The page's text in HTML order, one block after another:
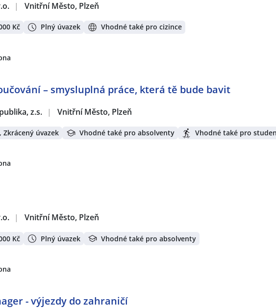
| Vnitřní Město, Plzeň
Kč Plný úvazek Vhodné také pro cizince
– smysluplná práce, která tě bude bavit
z.s. | Vnitřní Město, Plzeň
Zkrácený úvazek Vhodné také pro absolventy Vhodné také pro
| Vnitřní Město, Plzeň
Kč Plný úvazek Vhodné také pro absolventy
- výjezdy do zahraničí